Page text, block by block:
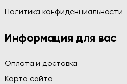
Политика конфиденциальности
Информация для вас
Оплата и доставка
Карта сайта